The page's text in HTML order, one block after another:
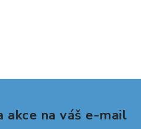
akce na váš e-mail